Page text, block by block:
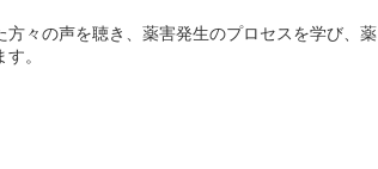
々の声を聴き、薬害発生のプロセスを学び、薬
。